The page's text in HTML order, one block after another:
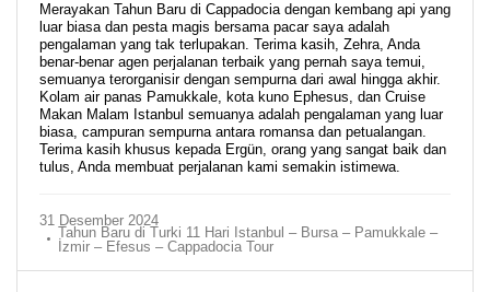
Merayakan Tahun Baru di Cappadocia dengan kembang api yang
luar biasa dan pesta magis bersama pacar saya adalah
pengalaman yang tak terlupakan. Terima kasih, Zehra, Anda
benar-benar agen perjalanan terbaik yang pernah saya temui,
semuanya terorganisir dengan sempurna dari awal hingga akhir.
Kolam air panas Pamukkale, kota kuno Ephesus, dan Cruise
Makan Malam Istanbul semuanya adalah pengalaman yang luar
biasa, campuran sempurna antara romansa dan petualangan.
Terima kasih khusus kepada Ergün, orang yang sangat baik dan
tulus, Anda membuat perjalanan kami semakin istimewa.
31 Desember 2024
Tahun Baru di Turki 11 Hari Istanbul – Bursa – Pamukkale –
İzmir – Efesus – Cappadocia Tour